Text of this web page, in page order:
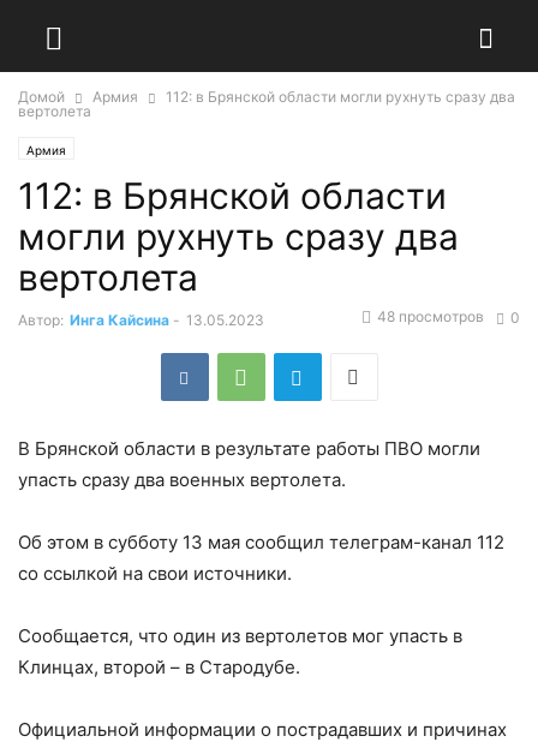
Домой Армия
112: в Брянской области могли рухнуть сразу два
вертолета
Армия
112: в Брянской области
могли рухнуть сразу два
вертолета
Автор: Инга Кайсина - 13.05.2023 0
48 просмотров
В Брянской области в результате работы ПВО могли
упасть сразу два военных вертолета.
Об этом в субботу 13 мая сообщил телеграм-канал 112
со ссылкой на свои источники.
Сообщается, что один из вертолетов мог упасть в
Клинцах, второй – в Стародубе.
Официальной информации о пострадавших и причинах